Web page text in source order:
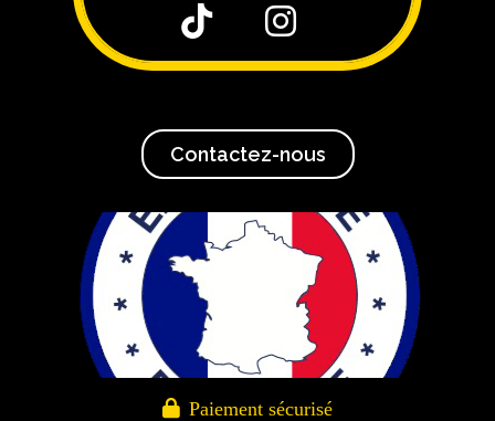
 
Contactez-nous
 Paiement sécurisé